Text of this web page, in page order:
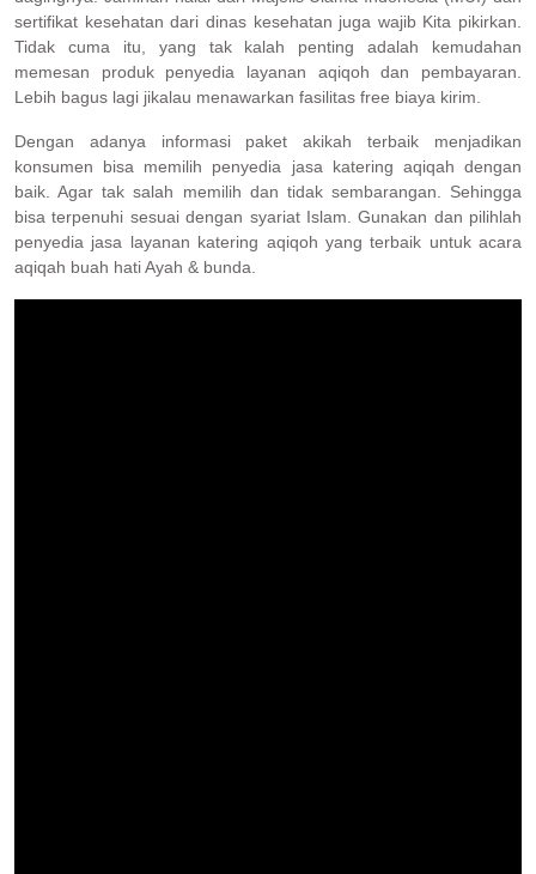
sertifikat kesehatan dari dinas kesehatan juga wajib Kita pikirkan.
Tidak cuma itu, yang tak kalah penting adalah kemudahan
memesan produk penyedia layanan aqiqoh dan pembayaran.
Lebih bagus lagi jikalau menawarkan fasilitas free biaya kirim.
Dengan adanya informasi paket akikah terbaik menjadikan
konsumen bisa memilih penyedia jasa katering aqiqah dengan
baik. Agar tak salah memilih dan tidak sembarangan. Sehingga
bisa terpenuhi sesuai dengan syariat Islam. Gunakan dan pilihlah
penyedia jasa layanan katering aqiqoh yang terbaik untuk acara
aqiqah buah hati Ayah & bunda.